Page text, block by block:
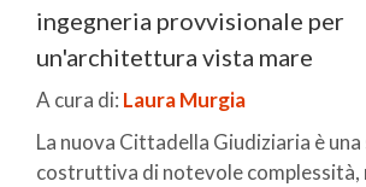
ingegneria provvisionale per
un'architettura vista mare
A cura di: Laura Murgia
La nuova Cittadella Giudiziaria è una
costruttiva di notevole complessità,